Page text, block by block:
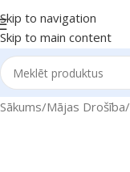
Skip to navigation
Skip to main content
Sākums/Mājas Drošība/